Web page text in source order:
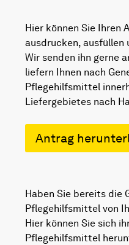
Hier können Sie Ihren
ausdrucken, ausfüllen
Wir senden ihn gerne
liefern Ihnen nach
Pflegehilfsmittel
Liefergebietes nach
Antrag
Haben Sie bereits die
Pflegehilfsmittel von
Hier können Sie sich
Pflegehilfsmittel